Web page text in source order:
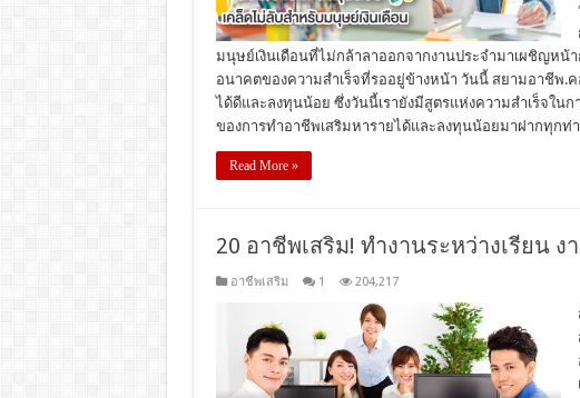
มนุษย์เงินเดือนที่ไม่กล้าลาออกจากงานประจำมาเผชิญห
อนาคตของความสำเร็จที่รออยู่ข้างหน้า วันนี้ สยามอาชีพ.
ได้ดีและลงทุนน้อย ซึ่งวันนี้เรายังมีสูตรแห่งความสำเร็จใน
ของการทำอาชีพเสริมหารายได้และลงทุนน้อยมาฝากทุก
Read More »
20 อาชีพเสริม! ทำงานระหว่างเรียน
อาชีพเสริม 1 204,217